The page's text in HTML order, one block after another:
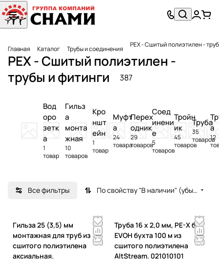
Главная Каталог Трубы и соединения PEX - Сшитый полиэтилен -
PEX - Сшитый полиэтилен -
трубы и фитинги
387
Вод
оро
зетк
а
1
товар
Гильз
а
монта
жная
10
товаров
Кро
ншт
ейн
1
товар
Муфт
а
24
товара
Перех
одник
29
товаров
Соед
инени
е
5
товаров
Тройн
ик
45
товаров
Труба
35
товаров
а
12
Все фильтры По свойству "В наличии" (убывание)
Гильза 25 (3,5) мм
монтажная для труб из
сшитого полиэтилена
аксиальная.
Труба 16 х 2,0 мм, PE-X без
EVOH бухта 100 м из
сшитого полиэтилена
AltStream. 021010101